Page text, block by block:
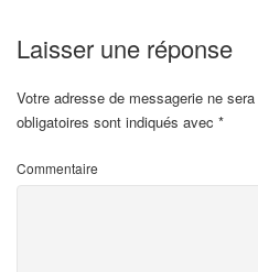
Laisser une réponse
Votre adresse de messagerie ne
obligatoires sont indiqués avec *
Commentaire